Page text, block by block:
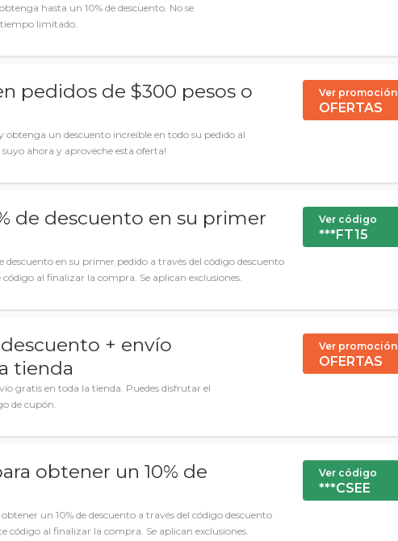
hasta un 10% de descuento. No se
tiempo limitado.
pedidos de $300 pesos o
un descuento increíble en todo su pedido al
ahora y aproveche esta oferta!
Ver promoción
OFERTAS
de descuento en su primer
descuento en su primer pedido a través del código descuento
código al finalizar la compra. Se aplican exclusiones.
Ver código
***FT15
+ envío
tienda
gratis en toda la tienda. Puedes disfrutar el
de cupón.
Ver promoción
OFERTAS
obtener un 10% de
un 10% de descuento a través del código descuento
código al finalizar la compra. Se aplican exclusiones.
Ver código
***CSEE